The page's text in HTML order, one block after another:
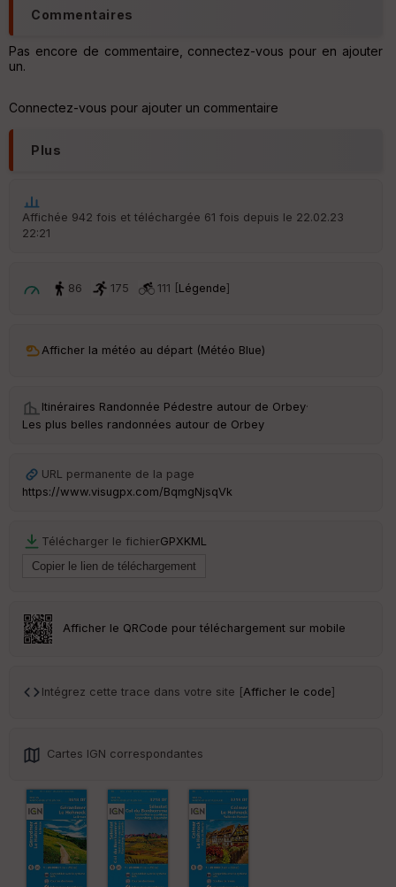
Commentaires
Pas encore de commentaire, connectez-vous pour en ajouter
un.
Connectez-vous pour ajouter un commentaire
Plus
Affichée 942 fois et téléchargée 61 fois depuis le 22.02.23
22:21
86 175 111 [ Légende]
Afficher la météo au départ (Météo Blue)
Itinéraires Randonnée Pédestre autour de Orbey·
Les plus belles randonnées autour de Orbey
URL permanente de la page
https://www.visugpx.com/BqmgNjsqVk
Télécharger le fichierGPXKML
Afficher le QRCode pour téléchargement sur mobile
Intégrez cette trace dans votre site [Afficher le code]
Cartes IGN correspondantes